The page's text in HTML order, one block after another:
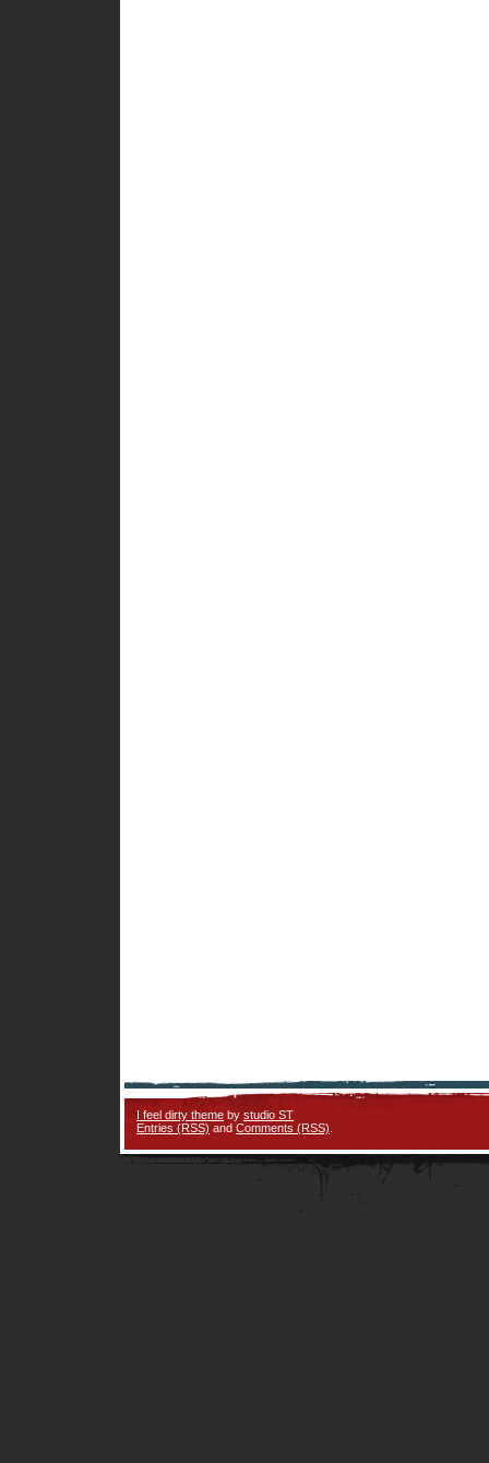
I feel dirty theme by studio ST
Entries (RSS) and Comments (RSS)